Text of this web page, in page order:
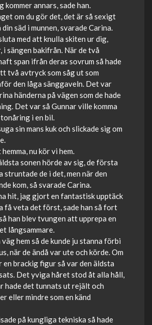
kommer annars, sade han.
om du gör det, det är så sexigt
säd i munnen, svarade Carina.
med att knulla skiten ur dig,
i sängen bakifrån. När de två
span ifrån deras sovrum så hade
två avtryck som såg ut som
den låga sänggaveln. Det var
händerna på vägen som de hade
Det var så Gunnar ville komma
i en bil.
sin mans kuk och slickade sig om
nu kör vi hem.
sonen hörde av sig, de första
struntade de i det, men när den
kom, så svarade Carina.
hit, jag gjort en fantastisk upptäck
få veta det först, sade han så fort
han blev tvungen att upprepa en
långsammare.
hem så de kunde ju stanna förbi
när de ändå var ute och körde. Om
en brackig figur så var den äldsta
Det yviga håret stod åt alla håll,
hade det tunnats ut rejält och
eller mindre som en känd
på kungliga tekniska så hade